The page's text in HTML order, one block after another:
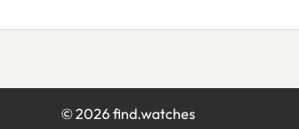
©2026find.watches